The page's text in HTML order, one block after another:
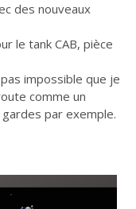
des nouveaux
le tank CAB, pièce
impossible que je
comme un
par exemple.